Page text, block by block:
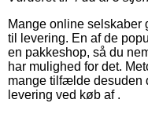
Mange online selskaber
til levering. En af de
en pakkeshop, så du
har mulighed for det.
mange tilfælde desuden
levering ved køb af .